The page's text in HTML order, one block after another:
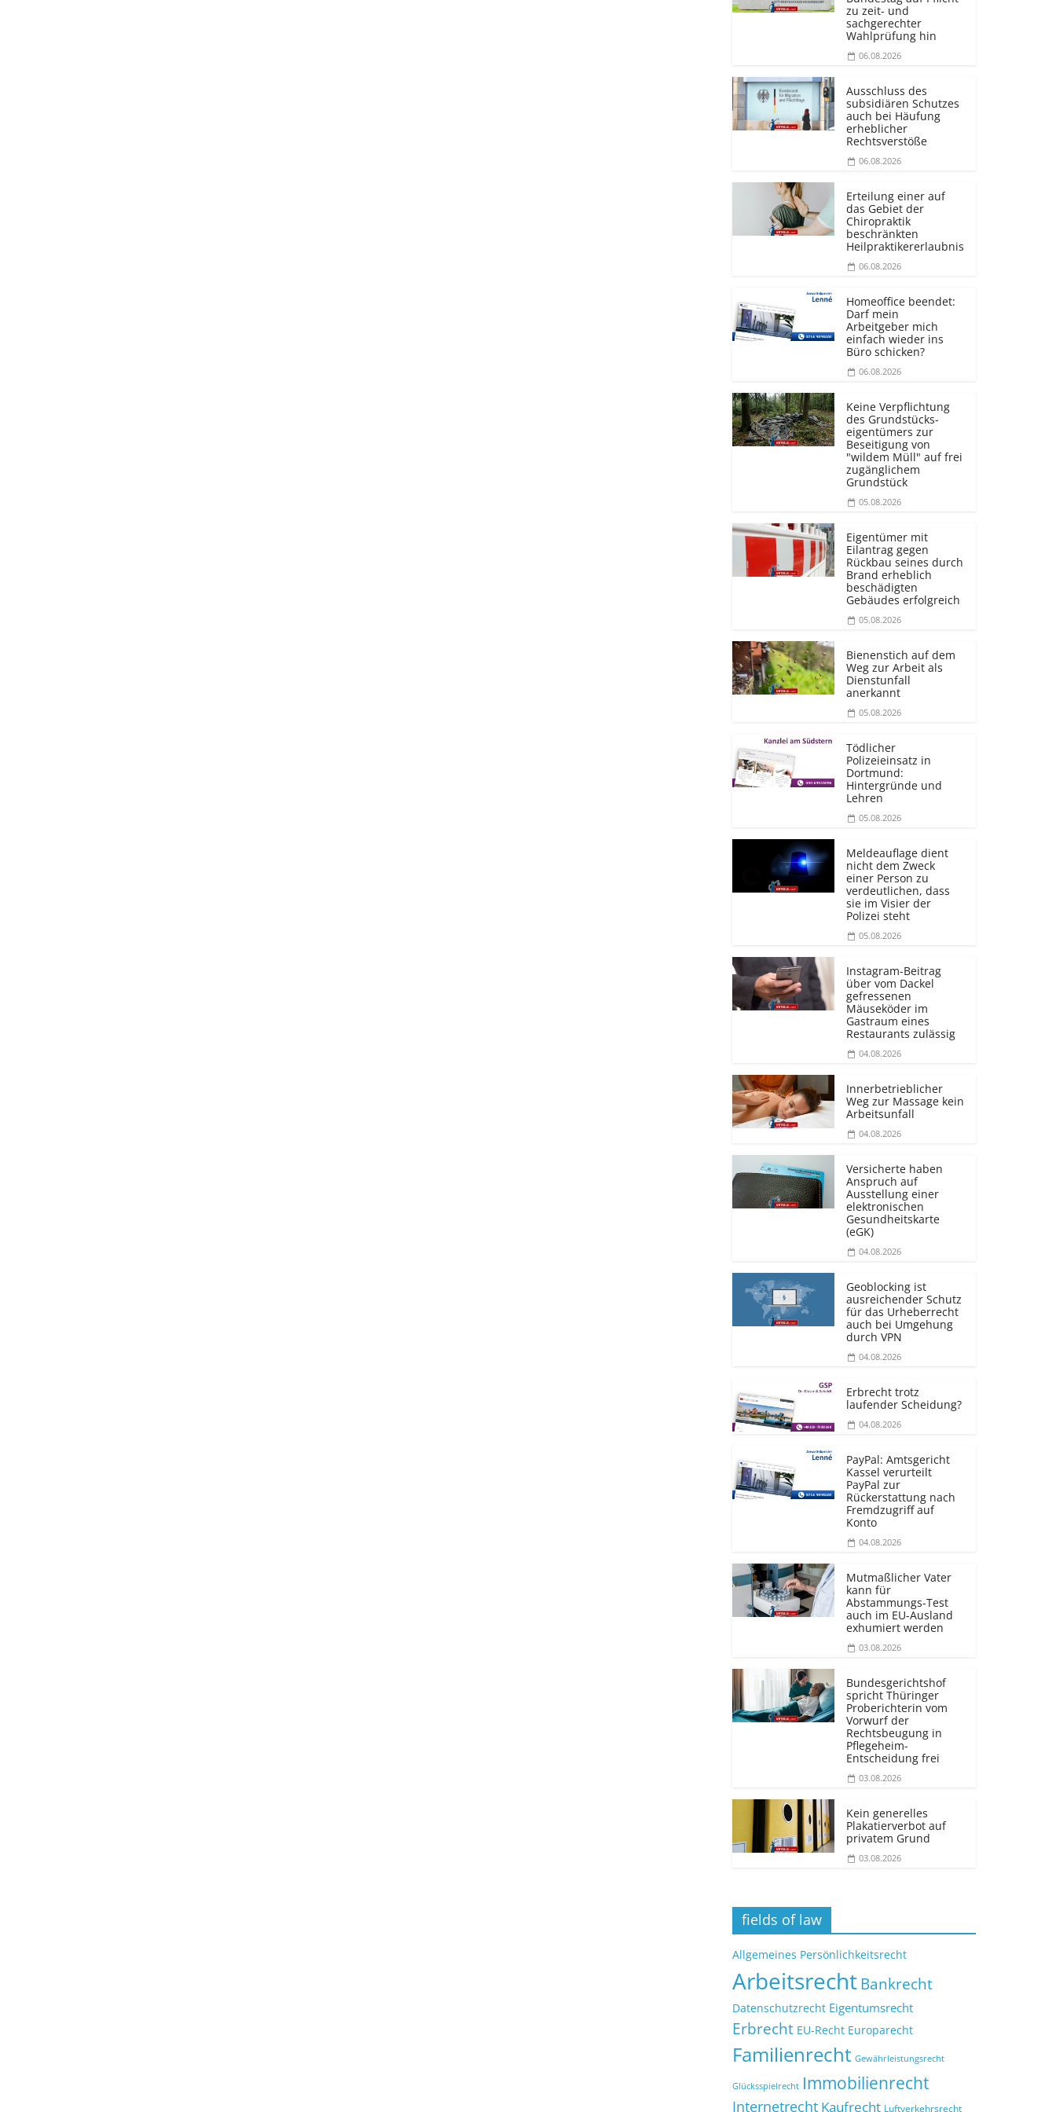
zu zeit- und
sachgerechter
Wahlprüfung hin
06.08.2026
Ausschluss des
subsidiären Schutzes
auch bei Häufung
erheblicher
Rechtsverstöße
06.08.2026
Erteilung einer auf
das Gebiet der
Chiropraktik
beschränkten
Heilprakti­kererlaubnis
06.08.2026
Homeoffice beendet:
Darf mein
Arbeitgeber mich
einfach wieder ins
Büro schicken?
06.08.2026
Keine Verpflichtung
des Grundstücks­
eigentümers zur
Beseitigung von
"wildem Müll" auf frei
zugänglichem
Grundstück
05.08.2026
Eigentümer mit
Eilantrag gegen
Rückbau seines durch
Brand erheblich
beschädigten
Gebäudes erfolgreich
05.08.2026
Bienenstich auf dem
Weg zur Arbeit als
Dienstunfall
anerkannt
05.08.2026
Tödlicher
Polizeieinsatz in
Dortmund:
Hintergründe und
Lehren
05.08.2026
Meldeauflage dient
nicht dem Zweck
einer Person zu
verdeutlichen, dass
sie im Visier der
Polizei steht
05.08.2026
Instagram-Beitrag
über vom Dackel
gefressenen
Mäuseköder im
Gastraum eines
Restaurants zulässig
04.08.2026
Innerbetrieblicher
Weg zur Massage kein
Arbeitsunfall
04.08.2026
Versicherte haben
Anspruch auf
Ausstellung einer
elektronischen
Gesundheitskarte
(eGK)
04.08.2026
Geoblocking ist
ausreichender Schutz
für das Urheberrecht
auch bei Umgehung
durch VPN
04.08.2026
Erbrecht trotz
laufender Scheidung?
04.08.2026
PayPal: Amtsgericht
Kassel verurteilt
PayPal zur
Rückerstattung nach
Fremdzugriff auf
Konto
04.08.2026
Mutmaßlicher Vater
kann für
Abstammungs-Test
auch im EU-Ausland
exhumiert werden
03.08.2026
Bundesgerichtshof
spricht Thüringer
Proberichterin vom
Vorwurf der
Rechtsbeugung in
Pflegeheim-
Entscheidung frei
03.08.2026
Kein generelles
Plakatierverbot auf
privatem Grund
03.08.2026
fields of law
Allgemeines Persönlichkeitsrecht
ArbeitsrechtBankrecht
Datenschutzrecht Eigentumsrecht
Erbrecht EU-Recht Europarecht
Familienrecht Gewährleistungsrecht
Glücksspielrecht Immobilienrecht
Internetrecht Kaufrecht Luftverkehrsrecht